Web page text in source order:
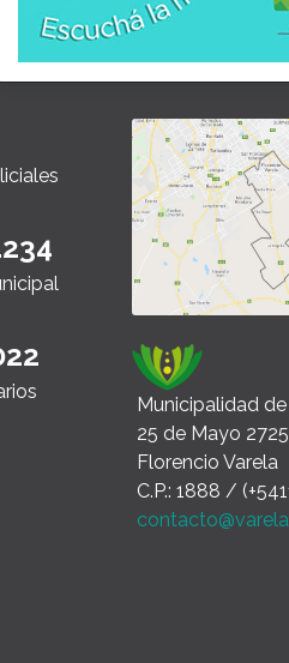
Municipalidad
25 de Mayo 2725
Florencio Varela
C.P.: 1888 /